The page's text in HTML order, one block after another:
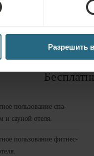
Разрешить
пользование спа-
и сауной отеля.
пользование фитнес-